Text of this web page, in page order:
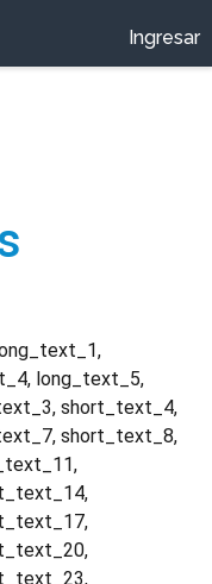
long_text_5,
short_text_4,
short_text_8,
Ingresar